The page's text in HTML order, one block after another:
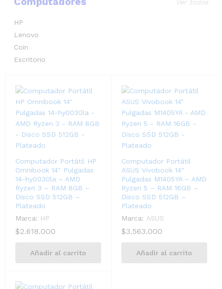
HP
Lenovo
Coin
Escritorio
Ver todos
Computador Portátil HP
Omnibook 14″ Pulgadas
14-hy0030la – AMD
Ryzen 3 – RAM 8GB –
Disco SSD 512GB –
Plateado
Marca: HP
$2.618.000
Añadir al carrito
Computador Portátil
ASUS Vivobook 14″
Pulgadas M1405YA – AMD
Ryzen 5 – RAM 16GB –
Disco SSD 512GB –
Plateado
Marca: ASUS
$3.563.000
Añadir al carrito